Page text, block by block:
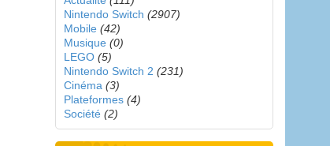
Nintendo Switch (2907)
Mobile (42)
Musique (0)
LEGO (5)
Nintendo Switch 2 (231)
Cinéma (3)
Plateformes (4)
Société (2)